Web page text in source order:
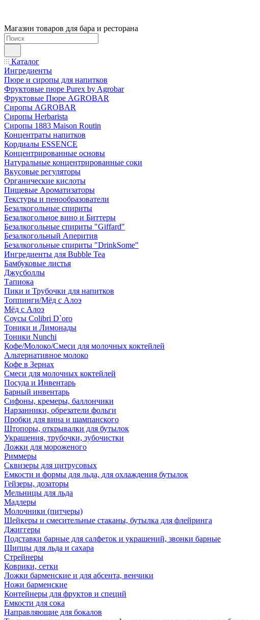
Магазин товаров для бара и ресторана
Каталог
Ингредиенты
Пюре и сиропы для напитков
Фруктовые пюре Purex by Agrobar
Фруктовые Пюре AGROBAR
Сиропы AGROBAR
Сиропы Herbarista
Сиропы 1883 Maison Routin
Концентраты напитков
Кордиалы ESSENCE
Концентрированные основы
Натуральные концентрированные соки
Вкусовые регуляторы
Органические кислоты
Пищевые Ароматизаторы
Текстуры и пенообразователи
Безалкогольные спириты
Безалкогольное вино и Биттеры
Безалкогольные спириты "Giffard"
Безалкогольный Аперитив
Безалкогольные спириты "DrinkSome"
Ингредиенты для Bubble Tea
Бамбуковые листья
Джусболлы
Тапиока
Пики и Трубочки для напитков
Топпинги/Мёд с Алоэ
Мёд с Алоэ
Соусы Colibri D`oro
Тоники и Лимонады
Тоники Nunchi
Кофе/Молоко/Смеси для молочных коктейлей
Альтернативное молоко
Кофе в Зернах
Смеси для молочных коктейлей
Посуда и Инвентарь
Барный инвентарь
Сифоны, кремеры, баллончики
Нарзанники, обрезатели фольги
Пробки для вина и шампанского
Штопоры, открывалки для бутылок
Украшения, трубочки, зубочистки
Ложки для мороженого
Риммеры
Сквизеры для цитрусовых
Емкости и формы для льда, для охлаждения бутылок
Гейзеры, дозаторы
Мельницы для льда
Мадлеры
Молочники (питчеры)
Шейкеры и смесительные стаканы, бутылка для флейринга
Джиггеры
Подставки барные для салфеток и украшений, звонки барные
Щипцы для льда и сахара
Стрейнеры
Коврики, сетки
Ложки барменские и для абсента, венчики
Ножи барменские
Контейнеры для фруктов и специй
Емкости для сока
Направляющие для бокалов